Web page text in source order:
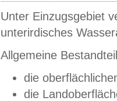
Unter Einzugsgebiet
unterirdisches
Allgemeine
die
die